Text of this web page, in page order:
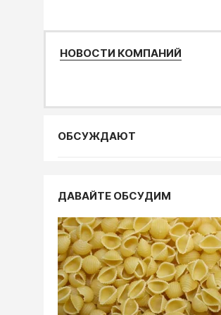
НОВОСТИ КОМПАНИЙ
ОБСУЖДАЮТ
ДАВАЙТЕ ОБСУДИМ